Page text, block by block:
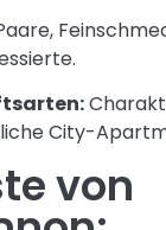
City-
von